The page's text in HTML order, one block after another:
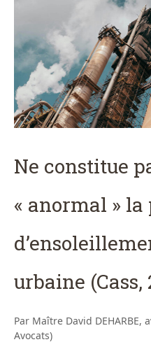
Ne constitue
« anormal » la
urbaine (Cass,
Par Maître David DEHARBE,
Avocats)